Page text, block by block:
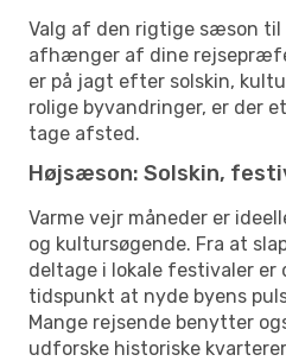
Valg af den rigtige sæson til
afhænger af dine
er på jagt efter solskin,
rolige byvandringer, er der
tage afsted.
Højsæson: Solskin,
Varme vejr måneder er
og kultursøgende. Fra at
deltage i lokale festivaler
tidspunkt at nyde byens
Mange rejsende benytter
udforske historiske